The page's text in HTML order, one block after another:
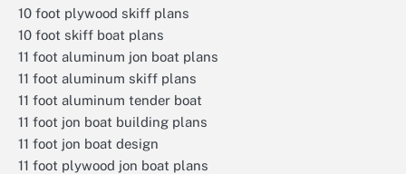
10 foot plywood skiff plans
10 foot skiff boat plans
11 foot aluminum jon boat plans
11 foot aluminum skiff plans
11 foot aluminum tender boat
11 foot jon boat building plans
11 foot jon boat design
11 foot plywood jon boat plans